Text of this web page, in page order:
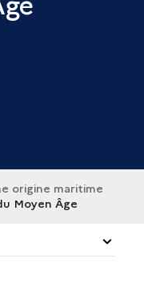
origine maritime
Moyen Âge